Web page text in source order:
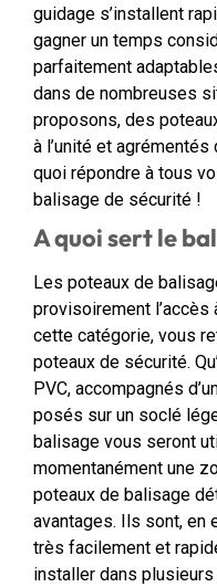
guidage s’installent
gagner un temps
parfaitement
dans de nombreuses
proposons, des
à l’unité et
quoi répondre à tous
balisage de sécurité !
A quoi sert le
Les poteaux de
provisoirement l’accès
cette catégorie, vous
poteaux de sécurité.
PVC, accompagnés
posés sur un soclé
balisage vous seront
momentanément une
poteaux de balisage
avantages. Ils sont, en
très facilement et
installer dans